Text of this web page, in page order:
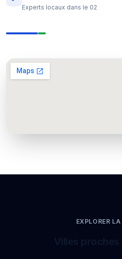
Experts locaux dans le 02
EXPLORER